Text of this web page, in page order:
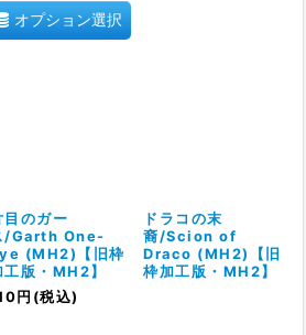
オプション選択
目のガー
/Garth One-
(MH2)【旧枠
工版・MH2】
円 (税込)
ドラコの末
裔/Scion of
Draco (MH2)【旧
枠加工版・MH2】